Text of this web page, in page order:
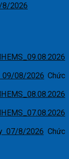
8/2026
09/08/2026 Chức
07/8/2026 Chức